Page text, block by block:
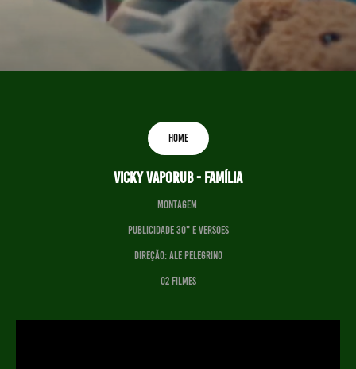
HOME
VICKY VAPORUB - FAMÍLIA
Montagem
Publicidade 30" e VERSOES
Direção: ALE PELEGRINO
O2 Filmes